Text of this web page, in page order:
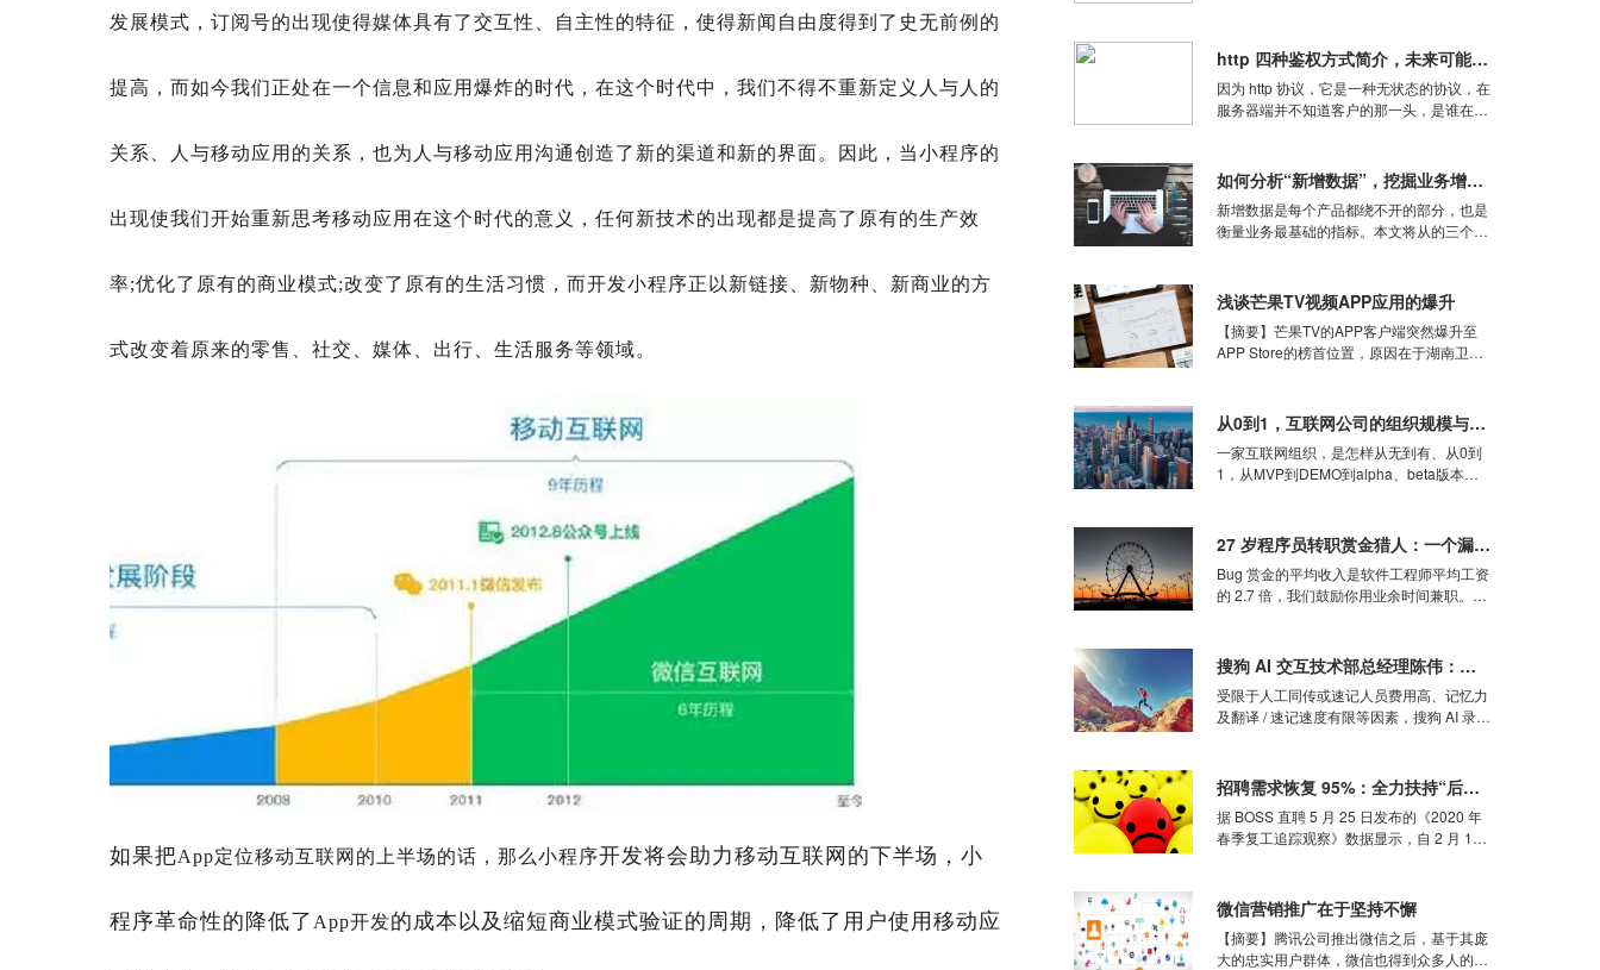
发展模式，订阅号的出现使得媒体具有了交互性、自主性的特征，使得新闻自由度得到了史无前例的
提高，而如今我们正处在一个信息和应用爆炸的时代，在这个时代中，我们不得不重新定义人与人的
关系、人与移动应用的关系，也为人与移动应用沟通创造了新的渠道和新的界面。因此，当小程序的
出现使我们开始重新思考移动应用在这个时代的意义，任何新技术的出现都是提高了原有的生产效
率;优化了原有的商业模式;改变了原有的生活习惯，而开发小程序正以新链接、新物种、新商业的方
式改变着原来的零售、社交、媒体、出行、生活服务等领域。
如果把App定位移动互联网的上半场的话，那么小程序开发将会助力移动互联网的下半场，小
程序革命性的降低了 App开发的成本以及缩短商业模式验证的周期，降低了用户使用移动应
例对这一流程作简要分析与介绍。一、为什
么需要类加载机制Java源码经过编译后成为
字节码(Byt
http 四种鉴权方式简介，未来可能还会出现第 5 种鉴权方
因为 http 协议，它是一种无状态的协议，在
服务器端并不知道客户的那一头，是谁在请
的，在这种情况下，实现用户的登陆鉴权，
就成了一种必要的需求。目前，我们在开发
中主要使用过 4
如何分析“新增数据”，挖掘业务增长发力点？
新增数据是每个产品都绕不开的部分，也是
衡量业务最基础的指标。本文将从的三个方
变”。（线下门店主要为“拓留锁升”，本文主
要讲互联网产品）所谓引流，就是怎么把用
户吸引过来；所谓截
浅谈芒果TV视频APP应用的爆升
【摘要】芒果TV的APP客户端突然爆升至
APP Store的榜首位置，原因在于湖南卫视
手》等众多综艺节目在2015年的网络播放
权。2015年元旦期间，湖南电视台制播的
热门综
从0到1，互联网公司的组织规模与产品有什么关系？
一家互联网组织，是怎样从无到有、从0到
1，从MVP到DEMO到alpha、beta版本，
型互联网组织在逐步扩大的过程中，拥有怎
样的竞争力和核心优势？这是作者几年前发
布的文
27 岁程序员转职赏金猎人：一个漏洞 10 万美元，比工资香
Bug 赏金的平均收入是软件工程师平均工资
的 2.7 倍，我们鼓励你用业余时间兼职。6
Apple（通过 Apple 登录）中存在一个零日
漏洞，
搜狗 AI 交互技术部总经理陈伟：未来 AI 语音交互产品将
受限于人工同传或速记人员费用高、记忆力
及翻译 / 速记速度有限等因素，搜狗 AI 录音
进行同步翻译，很大程度上取代了人工同传
和速记人员，帮助人们实现了不同语言间的
低成本交
招聘需求恢复 95%：全力扶持“后浪”，“前浪”只能自己挣扎
据 BOSS 直聘 5 月 25 日发布的《2020 年
春季复工追踪观察》数据显示，自 2 月 10
的 95%。企业平均招聘薪资为 8275 元，较
2019
微信营销推广在于坚持不懈
【摘要】腾讯公司推出微信之后，基于其庞
大的忠实用户群体，微信也得到众多人的关